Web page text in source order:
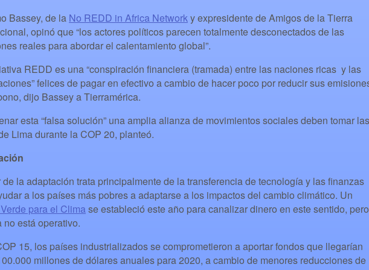
Bassey, de la No REDD in Africa Network y expresidente de Amigos de la Tierra
opinó que “los actores políticos parecen totalmente desconectados de las
reales para abordar el calentamiento global”.
REDD es una “conspiración financiera (tramada) entre las naciones ricas y las
felices de pagar en efectivo a cambio de hacer poco por reducir sus
dijo Bassey a Tierramérica.
esta “falsa solución” una amplia alianza de movimientos sociales deben tomar las
Lima durante la COP 20, planteó.
de la adaptación trata principalmente de la transferencia de tecnología y las finanzas
a los países más pobres a adaptarse a los impactos del cambio climático. Un
para el Clima se estableció este año para canalizar dinero en este sentido, pero
no está operativo.
15, los países industrializados se comprometieron a aportar fondos que llegarían
millones de dólares anuales para 2020, a cambio de menores reducciones de